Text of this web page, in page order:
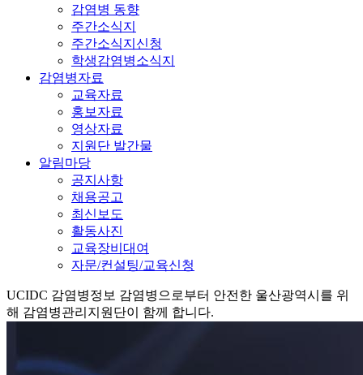
감염병 동향
주간소식지
주간소식지신청
학생감염병소식지
감염병자료
교육자료
홍보자료
영상자료
지원단 발간물
알림마당
공지사항
채용공고
최신보도
활동사진
교육장비대여
자문/컨설팅/교육신청
UCIDC 감염병정보 감염병으로부터 안전한 울산광역시를 위
해 감염병관리지원단이 함께 합니다.